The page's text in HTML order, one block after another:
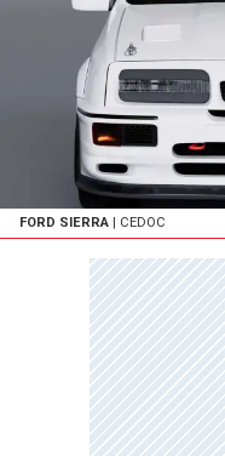
FORD SIERRA | CEDOC